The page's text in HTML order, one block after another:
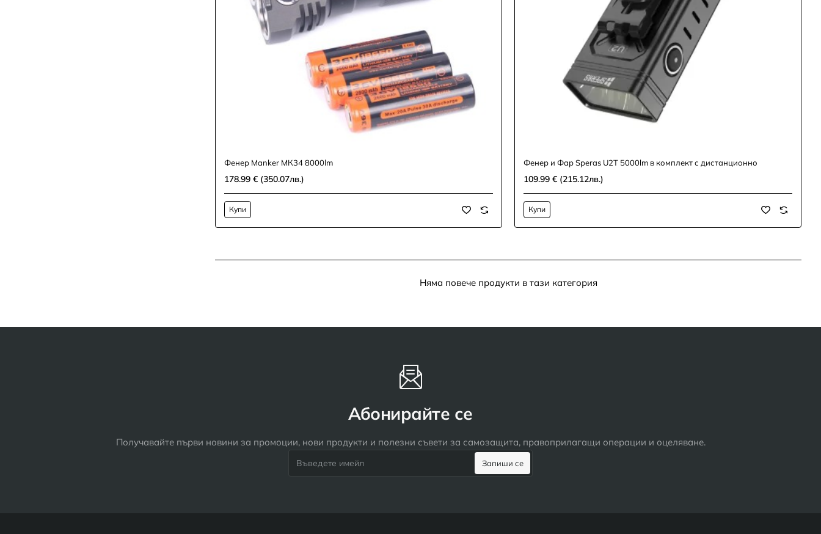
Фенер Manker МК34 8000lm
178.99 € (350.07лв.)
Купи
Фенер и Фар Speras U2T 5000lm в комплект с дистанционно
109.99 € (215.12лв.)
Купи
Няма повече продукти в тази категория
Абонирайте се
Получавайте първи новини за промоции, нови продукти и полезни съвети за самозащита, правоприлагащи операции и оцеляване.
имейл
Запиши се